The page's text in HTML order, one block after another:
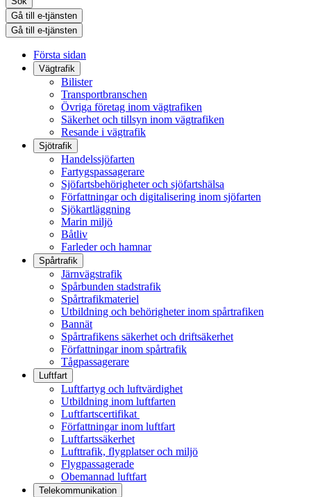
Gå till e-tjänsten
Gå till e-tjänsten
Första sidan
Vägtrafik
Bilister
Transportbranschen
Övriga företag inom vägtrafiken
Säkerhet och tillsyn inom vägtrafiken
Resande i vägtrafik
Sjötrafik
Handelssjöfarten
Fartygspassagerare
Sjöfartsbehörigheter och sjöfartshälsa
Författningar och digitalisering inom sjöfarten
Sjökartläggning
Marin miljö
Båtliv
Farleder och hamnar
Spårtrafik
Järnvägstrafik
Spårbunden stadstrafik
Spårtrafikmateriel
Utbildning och behörigheter inom spårtrafiken
Bannät
Spårtrafikens säkerhet och driftsäkerhet
Författningar inom spårtrafik
Tågpassagerare
Luftfart
Luftfartyg och luftvärdighet
Utbildning inom luftfarten
Luftfartscertifikat
Författningar inom luftfart
Luftfartssäkerhet
Lufttrafik, flygplatser och miljö
Flygpassagerade
Obemannad luftfart
Telekommunikation